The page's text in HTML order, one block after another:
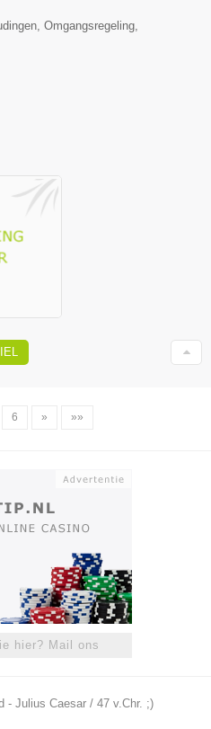
Omgangsregeling,
6 » »»
hier? Mail ons
- Julius Caesar / 47 v.Chr. ;)